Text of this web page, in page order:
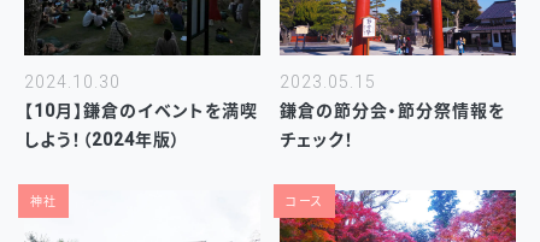
2024.10.30
【10月】鎌倉のイベントを満喫
しよう！（2024年版）
2023.05.15
鎌倉の節分会・節分祭情報を
チェック！
神社 コース